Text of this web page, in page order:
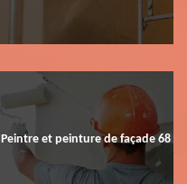
Peintre et peinture de façade 68